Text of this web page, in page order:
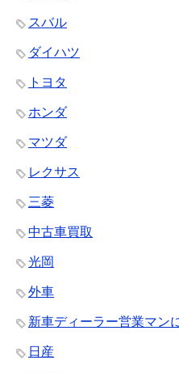
スバル
ダイハツ
トヨタ
ホンダ
マツダ
レクサス
三菱
中古車買取
光岡
外車
新車ディーラー営業マン
日産